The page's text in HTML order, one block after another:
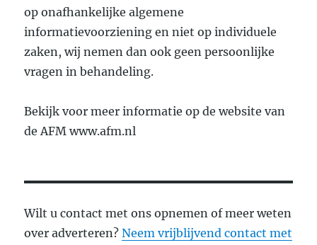
op onafhankelijke algemene
informatievoorziening en niet op individuele
zaken, wij nemen dan ook geen persoonlijke
vragen in behandeling.
Bekijk voor meer informatie op de website van
de AFM www.afm.nl
Wilt u contact met ons opnemen of meer weten
over adverteren?Neem vrijblijvend contact met